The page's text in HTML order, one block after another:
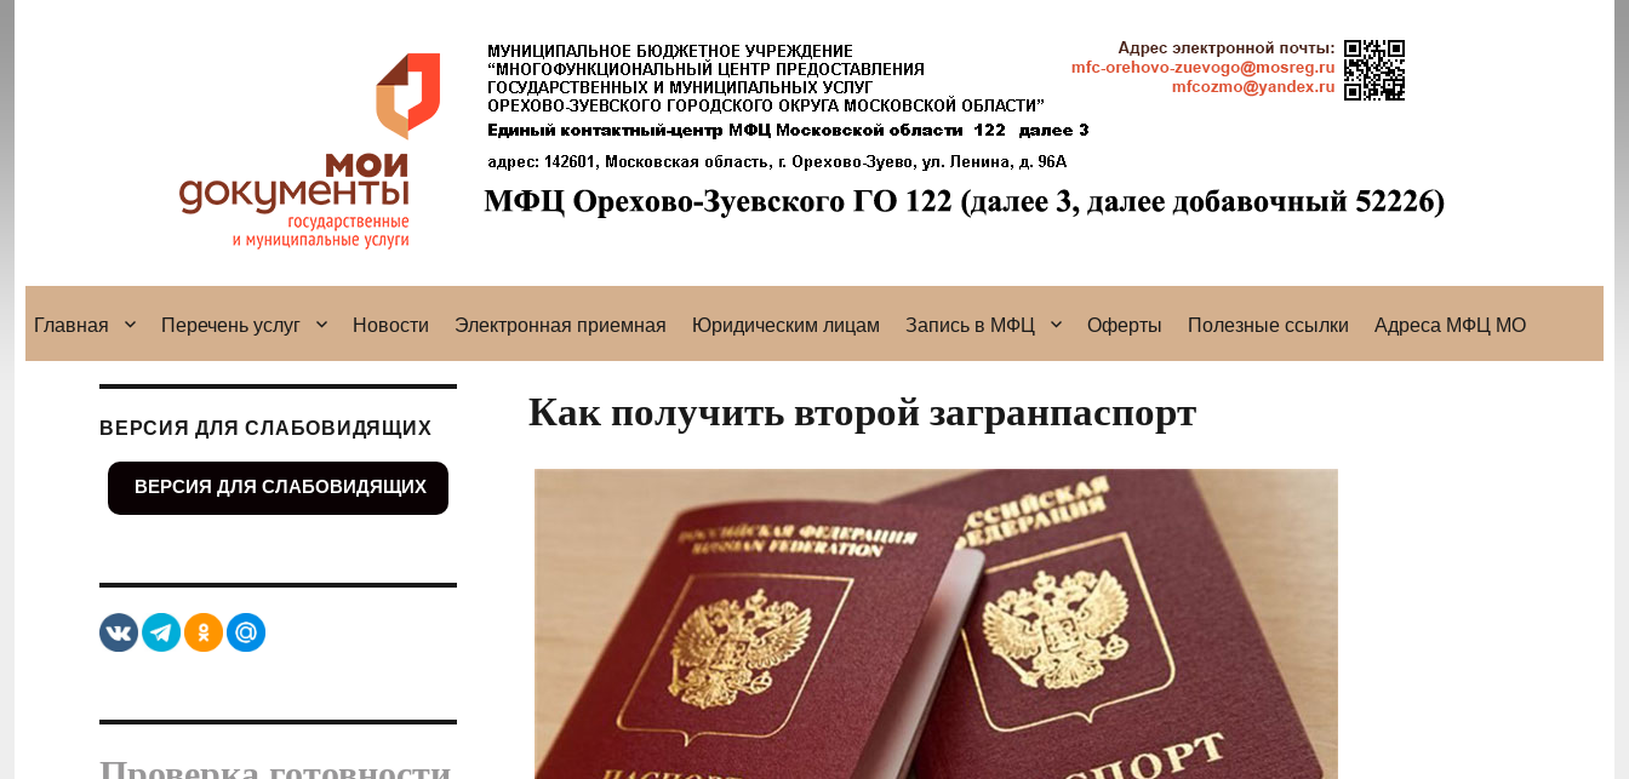
Главная Перечень услуг Новости Электронная приемная Юридическим лицам Запись в МФЦ Оферты Полезные ссылки Адреса МФЦ МО
Как получить второй загранпаспорт
ВЕРСИЯ ДЛЯ СЛАБОВИДЯЩИХ
ВЕРСИЯ ДЛЯ СЛАБОВИДЯЩИХ